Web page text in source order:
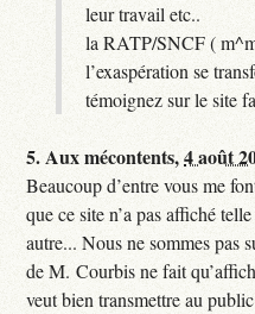
leur travail etc..
la RATP/SNCF (
l’exaspération se
témoignez sur le site
5.Aux mécontents,4 août
Beaucoup d’entre vous me
que ce site n’a pas affiché
autre... Nous ne sommes pas
de M. Courbis ne fait
veut bien transmettre au